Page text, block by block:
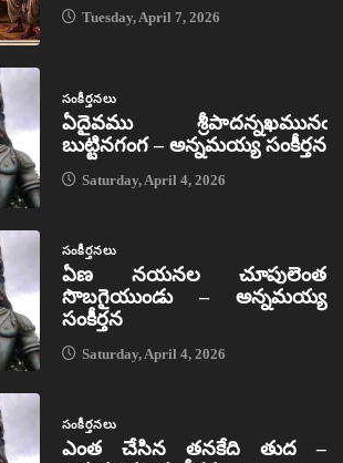
Tuesday, April 7, 2026
సంకీర్తనలు
ఏదైవము శ్రీపాదన్నఖమునఁ
బుట్టినగంగ – అన్నమయ్య సంకీర్తన
Saturday, April 4, 2026
సంకీర్తనలు
ఏణ నయనల చూపులెంత
సొబగైయుండు – అన్నమయ్య
సంకీర్తన
Saturday, April 4, 2026
సంకీర్తనలు
ఎంత చేసిన తనకేది తుద –